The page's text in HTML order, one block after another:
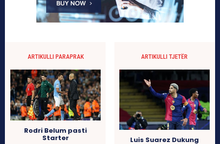
ARTIKULLI PARAPRAK
Rodri Belum pasti
Starter
ARTIKULLI TJETËR
Luis Suarez Dukung